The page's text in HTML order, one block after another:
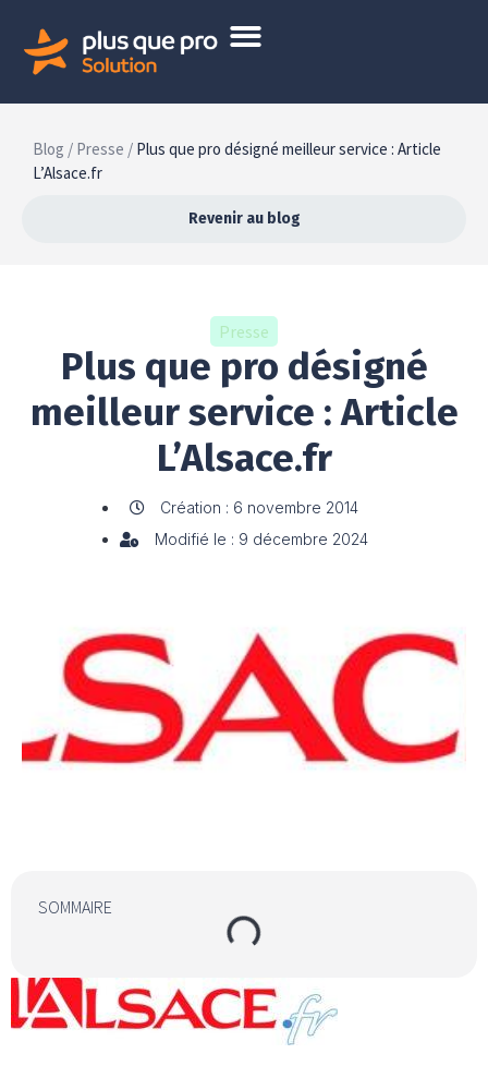
Blog / Presse / Plus que pro désigné meilleur service : Article
L’Alsace.fr
Revenir au blog
Presse
Plus que pro désigné
meilleur service : Article
L’Alsace.fr
Création : 6 novembre 2014
Modifié le : 9 décembre 2024
SOMMAIRE